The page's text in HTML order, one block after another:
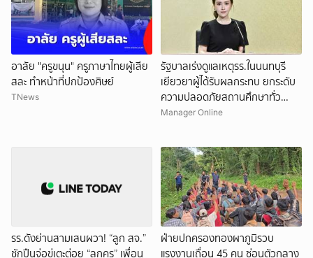
อาลัย "ครูขนุน" ครูภาษาไทยผู้เสีย
สละ ทำหน้าที่ปกป้องศิษย์
TNews
รัฐบาลเร่งดูแลเหตุรร.ในนนทบุรี
เยียวยาผู้ได้รับผลกระทบ ยกระดับ
ความปลอดภัยสถานศึกษาทั่ว
ประเทศ
Manager Online
รร.ดังย่านสามเสนผวา! “ลูก สจ.”
ชักปืนจ่อขู่เตะต่อย “ลูกครู” เพื่อน
ฝ่ายปกครองทองผาภูมิรวบ
แรงงานเถื่อน 45 คน ซ่อนตัวกลาง